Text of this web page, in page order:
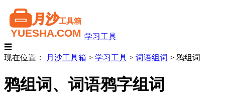
学习工具
☰
现在位置：
月沙工具箱 > 学习工具 > 词语组词 > 鸦组词
鸦组词、词语鸦字组词